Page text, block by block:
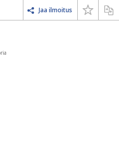
Jaa ilmoitus